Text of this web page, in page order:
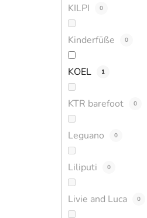
KILPI 0
Kinderfüße 0
KOEL 1
KTR barefoot 0
Leguano 0
Liliputi 0
Livie and Luca 0